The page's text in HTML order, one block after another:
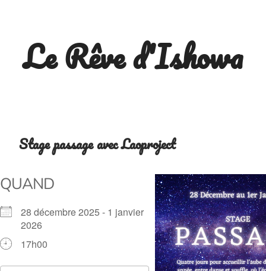
Le Rêve d'Ishowa
Stage passage avec Laoproject
QUAND
28 décembre 2025 - 1 janvier
2026
17h00